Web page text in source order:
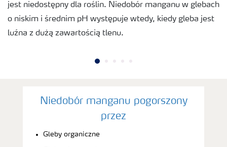
jest niedostępny dla roślin. Niedobór manganu w glebach
o niskim i średnim pH występuje wtedy, kiedy gleba jest
luźna z dużą zawartością tlenu.
Niedobór manganu pogorszony
przez
Gleby organiczne